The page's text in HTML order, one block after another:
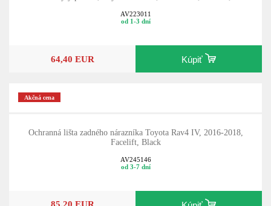
Ochranné kryty prahov, Toyota Rav4 IV, 2016-2018, Facelift, Black
Kúpiť
Ochranná lišta zadného nárazníka Toyota Rav4 IV, 2016-2018,
Facelift, Black